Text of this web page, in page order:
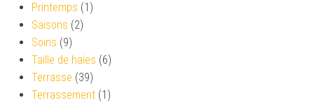
Printemps (1)
Saisons (2)
Soins (9)
Taille de haies (6)
Terrasse (39)
Terrassement (1)